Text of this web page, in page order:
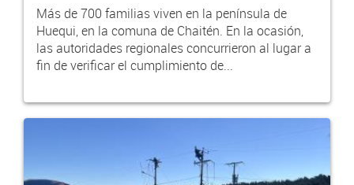
Más de 700 familias viven en la península de
Huequi, en la comuna de Chaitén. En la ocasión,
las autoridades regionales concurrieron al lugar a
fin de verificar el cumplimiento de...